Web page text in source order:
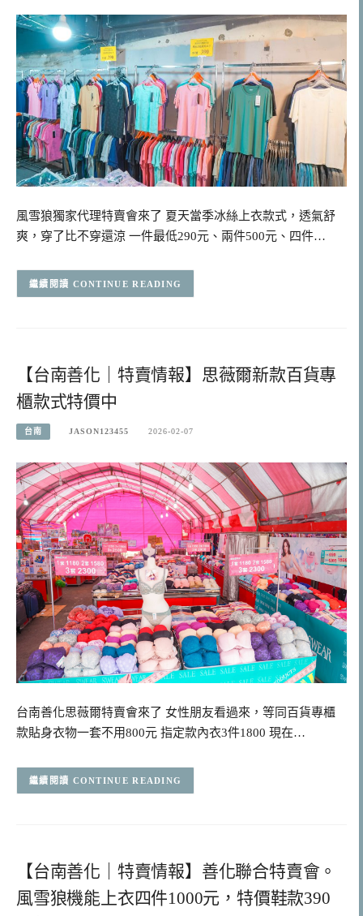
風雪狼獨家代理特賣會來了 夏天當季冰絲上衣款式，透氣舒
爽，穿了比不穿還涼 一件最低290元、兩件500元、四件…
CONTINUE READING
【台南善化｜特賣情報】思薇爾新款百貨專
櫃款式特價中
台南 JASON123455 2026-02-07
台南善化思薇爾特賣會來了 女性朋友看過來，等同百貨專櫃
款貼身衣物一套不用800元 指定款內衣3件1800 現在…
CONTINUE READING
【台南善化｜特賣情報】善化聯合特賣會。
風雪狼機能上衣四件1000元，特價鞋款390